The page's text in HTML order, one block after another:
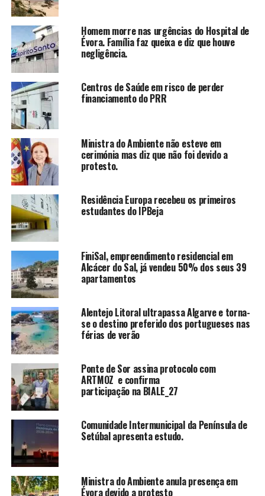
Homem morre nas urgências do Hospital de
Évora. Família faz queixa e diz que houve
negligência.
Centros de Saúde em risco de perder
financiamento do PRR
Ministra do Ambiente não esteve em
cerimónia mas diz que não foi devido a
protesto.
Residência Europa recebeu os primeiros
estudantes do IPBeja
FiniSal, empreendimento residencial em
Alcácer do Sal, já vendeu 50% dos seus 39
apartamentos
Alentejo Litoral ultrapassa Algarve e torna-
se o destino preferido dos portugueses nas
férias de verão
Ponte de Sor assina protocolo com
ARTMOZ e confirma
participação na BIALE_27
Comunidade Intermunicipal da Península de
Setúbal apresenta estudo.
Ministra do Ambiente anula presença em
Évora devido a protesto